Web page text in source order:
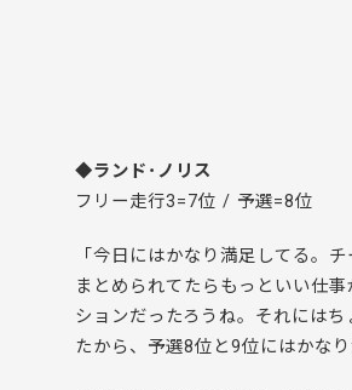
◆ランド･ノリス
フリー走行3=7位 / 予選=8位
「今日にはかなり満足してる。
まとめられてたらもっといい仕
ションだったろうね。それには
たから、予選8位と9位にはかなり